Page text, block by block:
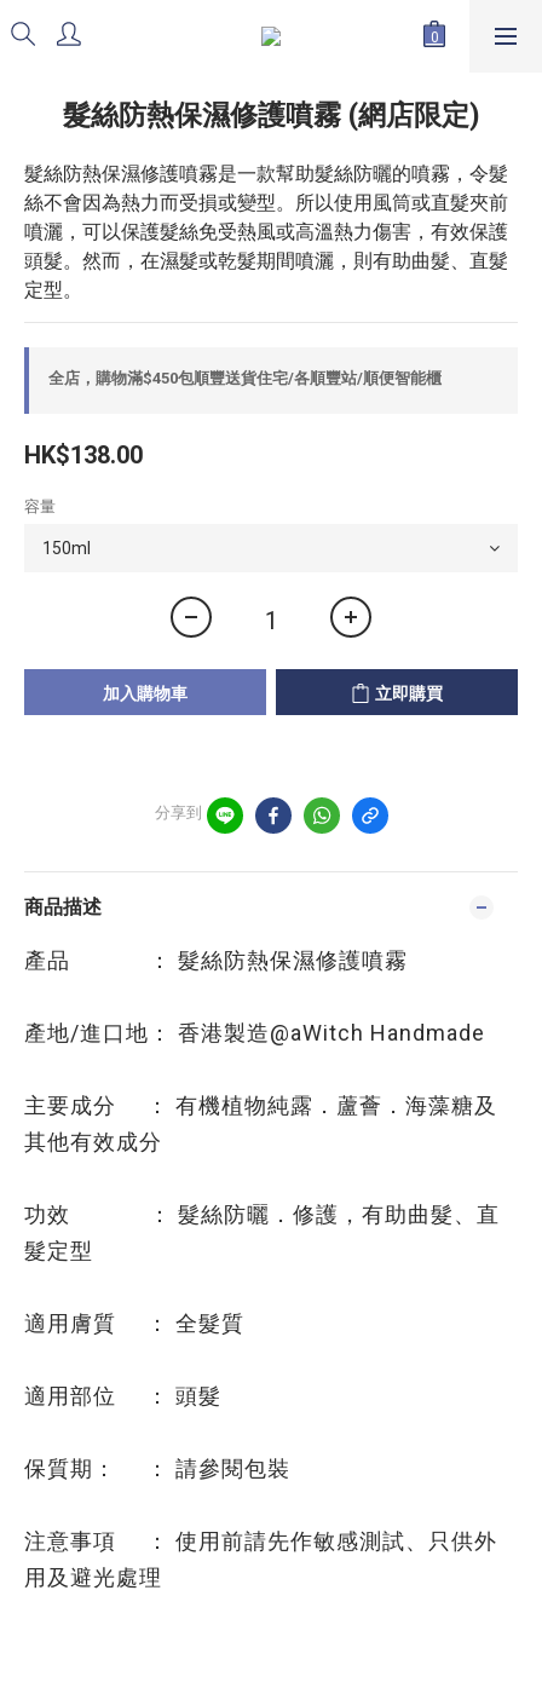
髮絲防熱保濕修護噴霧 (網店限定)
髮絲防熱保濕修護噴霧是一款幫助髮絲防曬的噴霧，令髮
絲不會因為熱力而受損或變型。所以使用風筒或直髮夾前
噴灑，可以保護髮絲免受熱風或高溫熱力傷害，有效保護
頭髮。然而，在濕髮或乾髮期間噴灑，則有助曲髮、直髮
定型。
全店，購物滿$450包順豐送貨住宅/各順豐站/順便智能櫃
HK$138.00
容量
加入購物車 立即購買
分享到
商品描述
產品 ： 髮絲防熱保濕修護噴霧
產地/進口地： 香港製造@aWitch Handmade
主要成分 ： 有機植物純露．蘆薈．海藻糖及
其他有效成分
功效 ： 髮絲防曬．修護，有助曲髮、直
髮定型
適用膚質 ： 全髮質
適用部位 ： 頭髮
保質期： ： 請參閱包裝
注意事項 ： 使用前請先作敏感測試、只供外
用及避光處理